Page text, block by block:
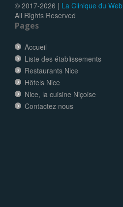
© 2017-2026 | La Clinique du Web
All Rights Reserved
Pages
Accueil
Liste des établissements
Restaurants Nice
Hôtels Nice
Nice, la cuisine Niçoise
Contactez nous